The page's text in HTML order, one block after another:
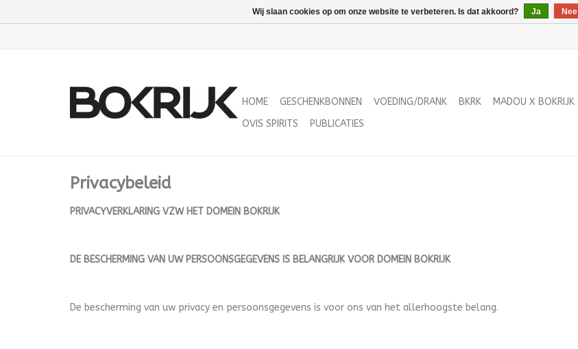
HOME GESCHENKBONNEN VOEDING/DRANK BKRK MADOU X BOKRIJK
OVIS SPIRITS
PUBLICATIES
Privacybeleid
PRIVACYVERKLARING VZW HET DOMEIN BOKRIJK
DE BESCHERMING VAN UW PERSOONSGEGEVENS IS BELANGRIJK VOOR DOMEIN BOKRIJK
De bescherming van uw privacy en persoonsgegevens is voor ons van het allerhoogste belang.
Wij slaan cookies op om onze website te verbeteren. Is dat akkoord? Ja Nee